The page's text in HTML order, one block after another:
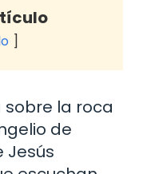
la roca
de
Jesús